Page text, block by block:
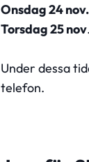
Onsdag 24 nov.
Torsdag 25 nov
Under dessa
telefon.